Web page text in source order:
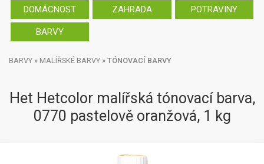
DOMÁCNOST ZAHRADA POTRAVINY
BARVY
BARVY » MALÍŘSKÉ BARVY » TÓNOVACÍ BARVY
Het Hetcolor malířská tónovací barva,
0770 pastelově oranžová, 1 kg